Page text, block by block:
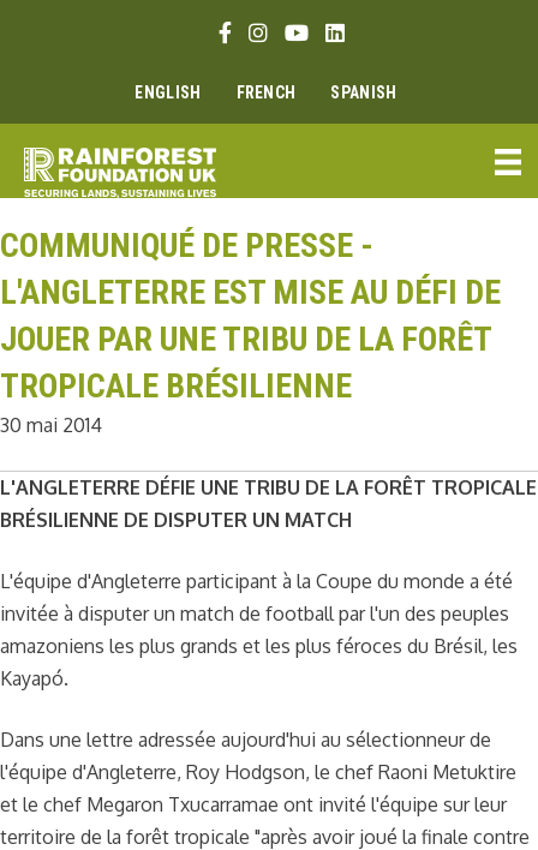
Lien Facebook
Lien Instagram
Lien Youtube
Linkedin link
ENGLISH FRENCH SPANISH
COMMUNIQUÉ DE PRESSE -
L'ANGLETERRE EST MISE AU DÉFI DE
JOUER PAR UNE TRIBU DE LA FORÊT
TROPICALE BRÉSILIENNE
30 mai 2014
L'ANGLETERRE DÉFIE UNE TRIBU DE LA FORÊT TROPICALE
BRÉSILIENNE DE DISPUTER UN MATCH
L'équipe d'Angleterre participant à la Coupe du monde a été
invitée à disputer un match de football par l'un des peuples
amazoniens les plus grands et les plus féroces du Brésil, les
Kayapó.
Dans une lettre adressée aujourd'hui au sélectionneur de
l'équipe d'Angleterre, Roy Hodgson, le chef Raoni Metuktire
et le chef Megaron Txucarramae ont invité l'équipe sur leur
territoire de la forêt tropicale "après avoir joué la finale contre